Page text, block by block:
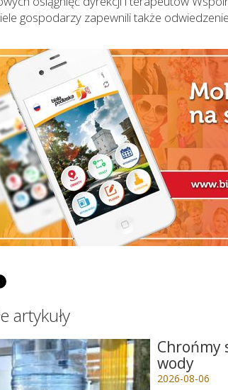
gospodarzy zapewnili także
artykuły
Chrońmy
wody
2026-08-06